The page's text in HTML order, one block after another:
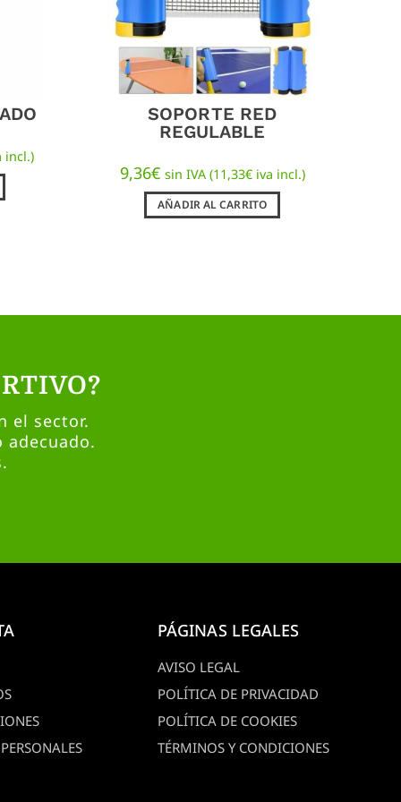
incl.)
SOPORTE RED
REGULABLE
9,36€ sin IVA (11,33€iva incl.)
AÑADIR AL CARRITO
el sector.
PÁGINAS LEGALES
AVISO LEGAL
POLÍTICA DE PRIVACIDAD
POLÍTICA DE COOKIES
TÉRMINOS Y CONDICIONES